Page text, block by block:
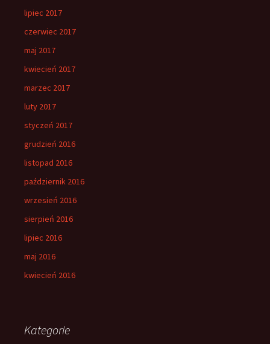
lipiec 2017
czerwiec 2017
maj 2017
kwiecień 2017
marzec 2017
luty 2017
styczeń 2017
grudzień 2016
listopad 2016
październik 2016
wrzesień 2016
sierpień 2016
lipiec 2016
maj 2016
kwiecień 2016
Kategorie